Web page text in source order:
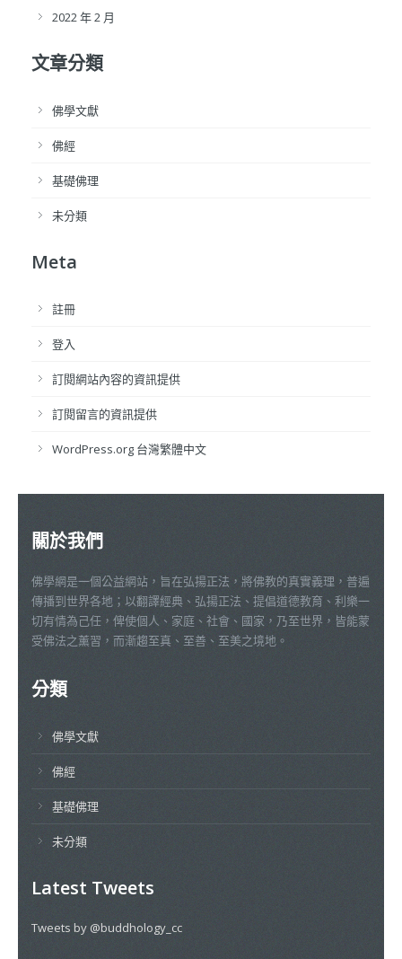
2022 年 2 月
文章分類
佛學文獻
佛經
基礎佛理
未分類
Meta
註冊
登入
訂閱網站內容的資訊提供
訂閱留言的資訊提供
WordPress.org 台灣繁體中文
關於我們
佛學網是一個公益網站，旨在弘揚正法，將佛教的真實義理，普遍
傳播到世界各地；以翻譯經典、弘揚正法、提倡道德教育、利樂一
切有情為己任，俾使個人、家庭、社會、國家，乃至世界，皆能蒙
受佛法之薰習，而漸趨至真、至善、至美之境地。
分類
佛學文獻
佛經
基礎佛理
未分類
Latest Tweets
Tweets by @buddhology_cc